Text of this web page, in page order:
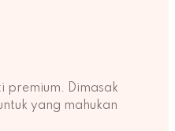
premium. Dimasak
yang mahukan